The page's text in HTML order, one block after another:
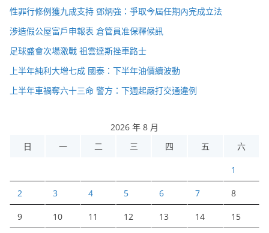
性罪行修例獲九成支持 鄧炳強：爭取今屆任期內完成立法
涉造假公屋富戶申報表 倉管員准保釋候訊
足球盛會次場激戰 祖雲達斯挫車路士
上半年純利大增七成 國泰：下半年油價續波動
上半年車禍奪六十三命 警方：下週起嚴打交通違例
2026 年 8 月
日
一 二 三 四 五 六
1
2 3 4 5 6 7 8
9 10 11 12 13 14 15